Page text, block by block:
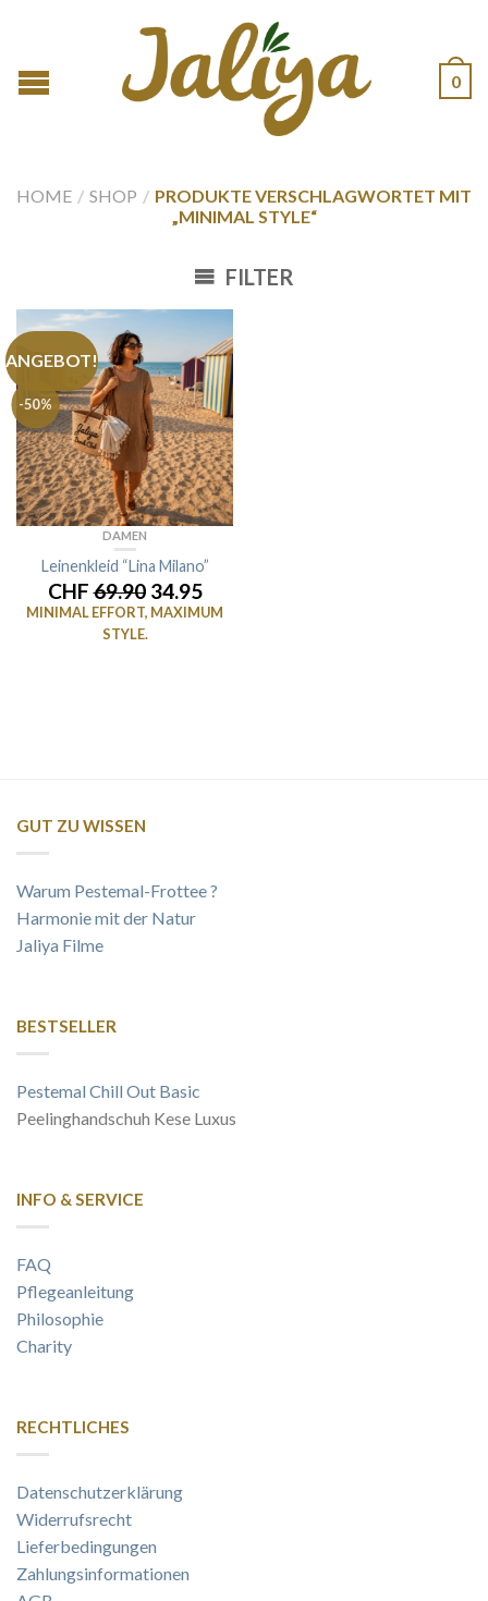
0
HOME / SHOP / PRODUKTE VERSCHLAGWORTET MIT
„MINIMAL STYLE“
FILTER
-50%
ANGEBOT!
DAMEN
Leinenkleid “Lina Milano”
CHF69.9034.95
MINIMAL EFFORT, MAXIMUM
STYLE.
GUT ZU WISSEN
Warum Pestemal-Frottee ?
Harmonie mit der Natur
Jaliya Filme
BESTSELLER
Pestemal Chill Out Basic
Peelinghandschuh Kese Luxus
INFO & SERVICE
FAQ
Pflegeanleitung
Philosophie
Charity
RECHTLICHES
Datenschutzerklärung
Widerrufsrecht
Lieferbedingungen
Zahlungsinformationen